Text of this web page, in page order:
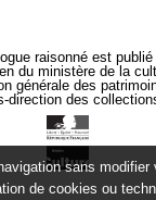
raisonné est publié
du ministère de la
générale des
direction des
sans modifier
de cookies ou